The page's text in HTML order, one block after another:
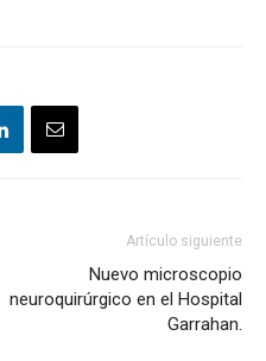
Artículo siguiente
Nuevo microscopio
neuroquirúrgico en el Hospital
Garrahan.